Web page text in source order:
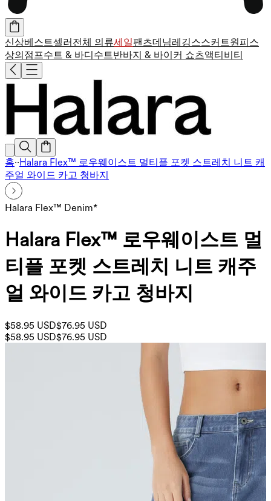
신상베스트셀러 전체 의류세일팬츠데님레깅스스커트원피스
상의 점프수트 & 바디수트반바지 & 바이커 쇼츠액티비티
홈··Halara Flex™ 로우웨이스트 멀티플 포켓 스트레치 니트 캐
주얼 와이드 카고 청바지
Halara Flex™ Denim*
Halara Flex™ 로우웨이스트 멀
티플 포켓 스트레치 니트 캐주
얼 와이드 카고 청바지
$58.95 USD$76.95 USD
$58.95 USD$76.95 USD